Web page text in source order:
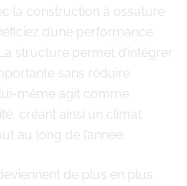
la construction à ossature
d’une performance
structure permet d’intégrer
sans réduire
lui-même agit comme
créant ainsi un climat
au long de l’année.
de plus en plus